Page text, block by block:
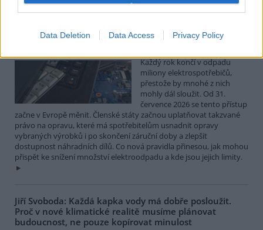
Data Deletion Data Access Privacy Policy
31.7.2026
Každý rok končí v odpadu
miliony elektrospotřebičů,
přestože by mnohé z nich
mohly dál sloužit. Od 31.
července 2026 se tento přístup
začne v Evropě měnit. Členské státy začnou uplatňovat takzvané
právo na opravu, které má spotřebitelům usnadnit opravy
vybraných výrobků i po skončení záruční doby a zlepšit
dostupnost náhradních dílů. Co nová pravidla přinesou, jak mohou
přispět ke snížení množství elektroodpadu a kde jsou jejich limity.
Jiří Svoboda: Každá kapka vody má dobře posloužit.
Proč v nové klimatické realitě musíme plánovat
budoucnost, ne pouze kopírovat minulost